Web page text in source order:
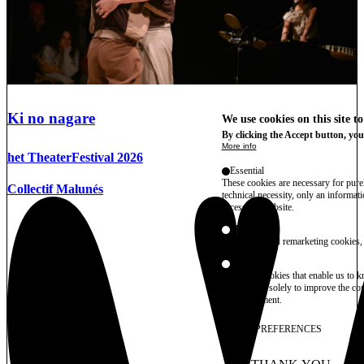
Ki no nagare
het TheaterFestival 2026
Collectif Malunés
We use cookies on this site
By clicking the Accept button,
More info
Essential
These cookies are necessary for
technical necessity, only an
access the website.
Marketing
advertising and remarketing cookies,
Statistics
These are cookies that enable us
information solely to improve the
their placement.
SAVE PREFERENCES